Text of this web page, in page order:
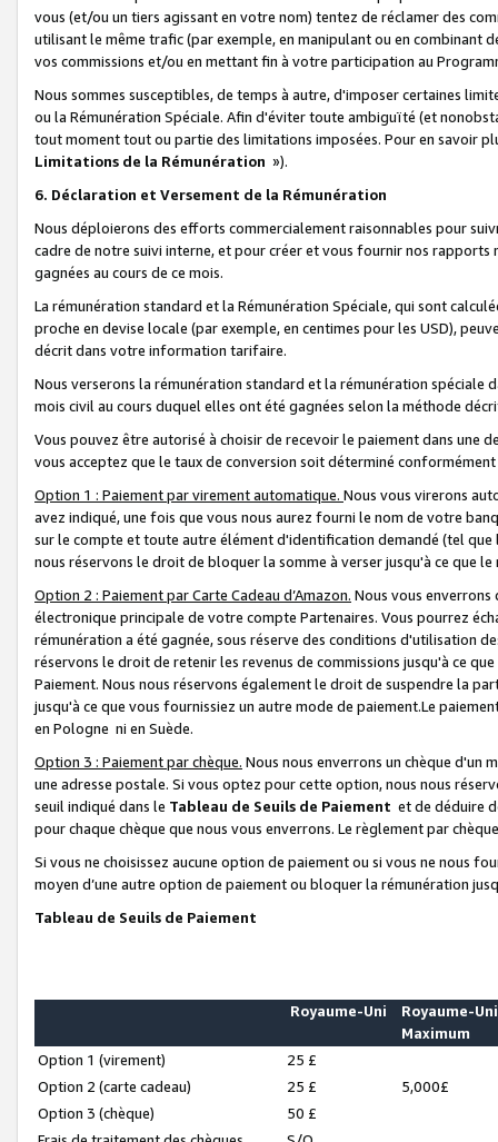
vous (et/ou un tiers agissant en votre nom) tentez de réclamer des
utilisant le même trafic (par exemple, en manipulant ou en combinant
vos commissions et/ou en mettant fin à votre participation au
Nous sommes susceptibles, de temps à autre, d'imposer certaines
ou la Rémunération Spéciale. Afin d'éviter toute ambiguïté (et
tout moment tout ou partie des limitations imposées. Pour en savoir
Limitations de la Rémunération »).
6. Déclaration et Versement de la Rémunération
Nous déploierons des efforts commercialement raisonnables pour
cadre de notre suivi interne, et pour créer et vous fournir nos
gagnées au cours de ce mois.
La rémunération standard et la Rémunération Spéciale, qui sont
proche en devise locale (par exemple, en centimes pour les USD),
décrit dans votre information tarifaire.
Nous verserons la rémunération standard et la rémunération spéciale
mois civil au cours duquel elles ont été gagnées selon la méthode
Vous pouvez être autorisé à choisir de recevoir le paiement dans une
vous acceptez que le taux de conversion soit déterminé
Option 1 : Paiement par virement automatique. Nous vous virerons
avez indiqué, une fois que vous nous aurez fourni le nom de votre
sur le compte et toute autre élément d'identification demandé (tel que
nous réservons le droit de bloquer la somme à verser jusqu'à ce que
Option 2 : Paiement par Carte Cadeau d’Amazon. Nous vous
électronique principale de votre compte Partenaires. Vous pourrez
rémunération a été gagnée, sous réserve des conditions d'utilisation
réservons le droit de retenir les revenus de commissions jusqu'à ce
Paiement. Nous nous réservons également le droit de suspendre la
jusqu'à ce que vous fournissiez un autre mode de paiement.Le
en Pologne ni en Suède.
Option 3 : Paiement par chèque. Nous nous enverrons un chèque d'un
une adresse postale. Si vous optez pour cette option, nous nous
seuil indiqué dans le Tableau de Seuils de Paiement et de déduire
pour chaque chèque que nous vous enverrons. Le règlement par
Si vous ne choisissez aucune option de paiement ou si vous ne nous
moyen d’une autre option de paiement ou bloquer la rémunération
Tableau de Seuils de Paiement
Royaume-Uni
Royaume-Uni
Maximum
Option 1 (virement)
25 £
Option 2 (carte cadeau)
25 £
5,000£
Option 3 (chèque)
50 £